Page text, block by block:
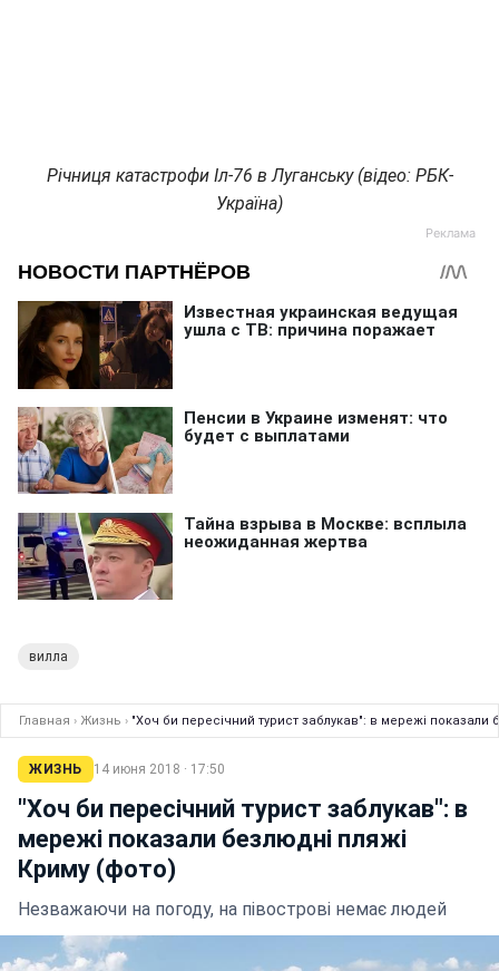
Річниця катастрофи Іл-76 в Луганську (відео: РБК-
Україна)
вилла
Главная › Жизнь › "Хоч би пересічний турист заблукав": в мережі показали
ЖИЗНЬ 14 июня 2018 · 17:50
"Хоч би пересічний турист заблукав": в
мережі показали безлюдні пляжі
Криму (фото)
Незважаючи на погоду, на півострові немає людей